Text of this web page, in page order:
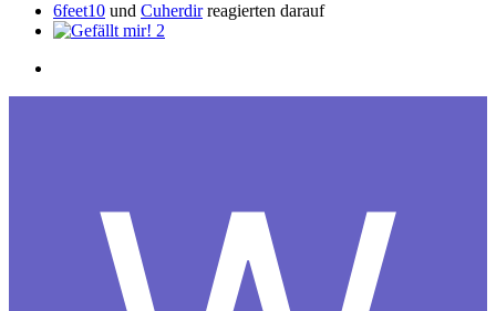
6feet10 und Cuherdirreagierten darauf
2